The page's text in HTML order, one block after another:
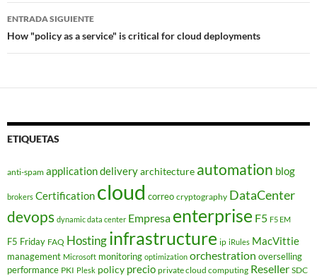
entradas
ENTRADA SIGUIENTE
How "policy as a service" is critical for cloud deployments
ETIQUETAS
anti-spam application deliveryarchitecture automation blog
brokers Certification cloud correo cryptography DataCenter
devops dynamic data center Empresa enterprise F5 F5 EM
F5 Friday FAQ Hostinginfrastructure ip iRules MacVittie
management Microsoft monitoring optimization orchestration overselling
performance PKI Plesk policy precio private cloud computing Reseller SDC